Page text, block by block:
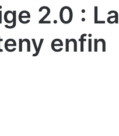
2.0 : La
enfin